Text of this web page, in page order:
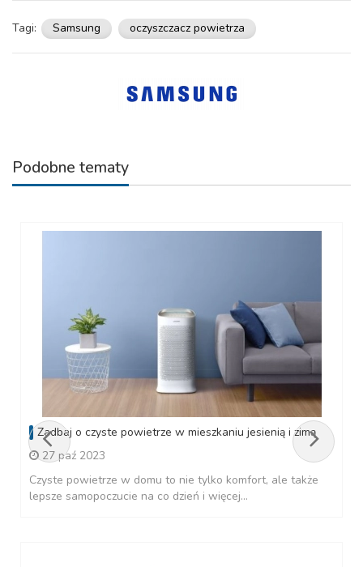
Tagi: Samsung oczyszczacz powietrza
Podobne tematy
Zadbaj o czyste powietrze w mieszkaniu jesienią i zimą
27 paź 2023
Czyste powietrze w domu to nie tylko komfort, ale także
lepsze samopoczucie na co dzień i więcej...